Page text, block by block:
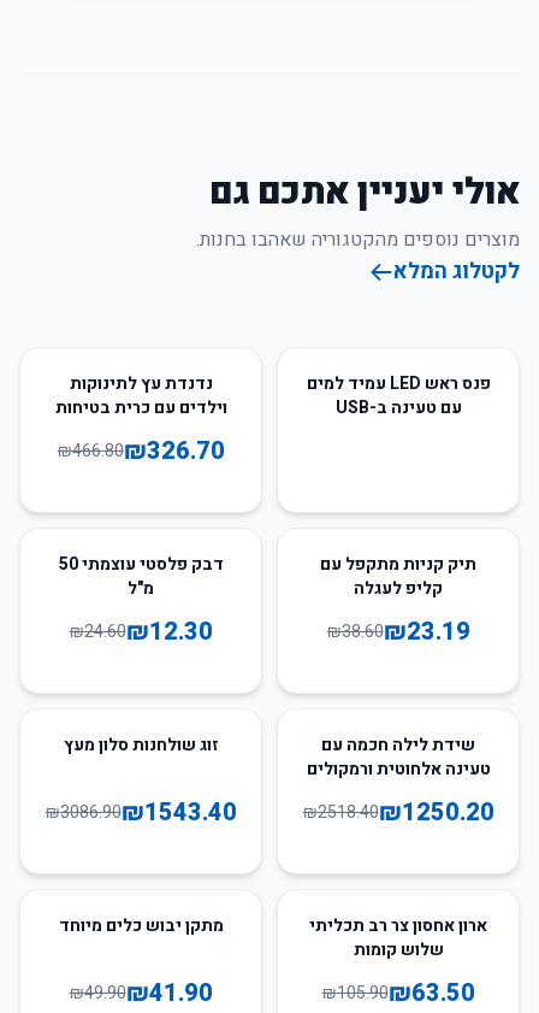
אולי יעניין אתכם גם
מוצרים נוספים מהקטגוריה שאהבו בחנות.
לקטלוג המלא
פנס ראש LED עמיד למים
עם טעינה ב-USB
נדנדת עץ לתינוקות
וילדים עם כרית בטיחות
₪326.70
₪466.80
40תיק קניות מתקפל עם
קליפ לעגלה
₪23.19
₪38.60
50
דבק פלסטי עוצמתי 50
מ"ל
₪12.30
₪24.60
50שידת לילה חכמה עם
טעינה אלחוטית ורמקולים
₪1250.20
₪2518.40
50זוג שולחנות סלון מעץ
₪1543.40
₪3086.90
40
ארון אחסון צר רב תכליתי
שלוש קומות
₪63.50
₪105.90
16
מתקן יבוש כלים מיוחד
₪41.90
₪49.90